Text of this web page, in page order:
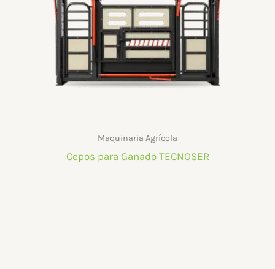
Maquinaria Agrícola
Cepos para Ganado TECNOSER